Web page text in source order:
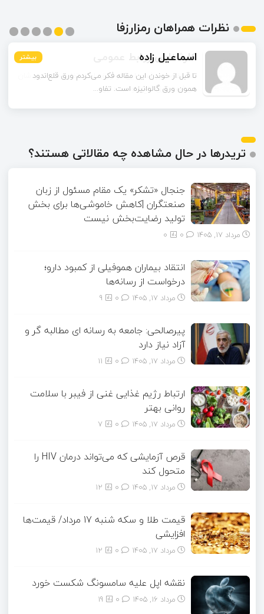
نظرات همراهان رمزارزفا
بیشتر اسماعیل زاده بیشتر
تا قبل از خوندن این مقاله فکر می‌کردم ورق قلع‌اندود
همون ورق گالوانیزه است. تفاو...
بیشتر
بیشتر
بیشتر
بیشتر
تریدرها در حال مشاهده چه مقالاتی هستند؟
جنجال «تشکر» یک مقام مسئول از زبان
صنعتگران |کاهش خاموشی‌ها برای بخش
تولید رضایت‌بخش نیست
مرداد ۱۷, ۱۴۰۵ 0
انتقاد بیماران هموفیلی از کمبود دارو؛
درخواست از رسانه‌ها
مرداد ۱۷, ۱۴۰۵ 9
پیرصالحی: جامعه به رسانه ای مطالبه گر و
آزاد نیاز دارد
مرداد ۱۷, ۱۴۰۵ 11
ارتباط رژیم غذایی غنی از فیبر با سلامت
روانی بهتر
مرداد ۱۷, ۱۴۰۵ 7
قرص آزمایشی که می‌تواند درمان HIV را
متحول کند
مرداد ۱۷, ۱۴۰۵ 12
قیمت طلا و سکه شنبه 17 مرداد/ قیمت‌ها
افزایشی
مرداد ۱۷, ۱۴۰۵ 12
نقشه اپل علیه سامسونگ شکست خورد
مرداد ۱۶, ۱۴۰۵ 19